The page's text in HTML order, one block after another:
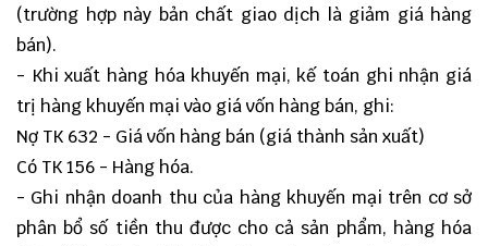
(trường hợp này bản chất giao dịch là giảm giá hàng
bán).
- Khi xuất hàng hóa khuyến mại, kế toán ghi nhận giá
trị hàng khuyến mại vào giá vốn hàng bán, ghi:
Nợ TK 632 - Giá vốn hàng bán (giá thành sản xuất)
Có TK 156 - Hàng hóa.
- Ghi nhận doanh thu của hàng khuyến mại trên cơ sở
phân bổ số tiền thu được cho cả sản phẩm, hàng hóa